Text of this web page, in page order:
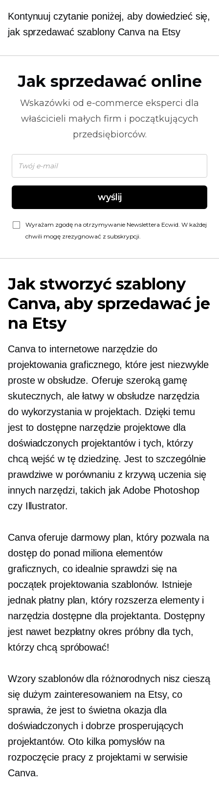
Kontynuuj czytanie poniżej, aby dowiedzieć się,
jak sprzedawać szablony Canva na Etsy
Jak sprzedawać online
Wskazówki od e-commerce eksperci dla
właścicieli małych firm i początkujących
przedsiębiorców.
wyślij
Wyrażam zgodę na otrzymywanie Newslettera Ecwid. W każdej
chwili mogę zrezygnować z subskrypcji.
Jak stworzyć szablony
Canva, aby sprzedawać je
na Etsy
Canva to internetowe narzędzie do
projektowania graficznego, które jest niezwykle
proste w obsłudze. Oferuje szeroką gamę
skutecznych, alełatwy w obsłudzenarzędzia
do wykorzystania w projektach. Dzięki temu
jest to dostępne narzędzie projektowe dla
doświadczonych projektantów i tych, którzy
chcą wejść w tę dziedzinę. Jest to szczególnie
prawdziwe w porównaniu z krzywą uczenia się
innych narzędzi, takich jak Adobe Photoshop
czy Illustrator.
Canva oferuje darmowy plan, który pozwala na
dostęp do ponad miliona elementów
graficznych, co idealnie sprawdzi się na
początek projektowania szablonów. Istnieje
jednak płatny plan, który rozszerza elementy i
narzędzia dostępne dla projektanta. Dostępny
jest nawet bezpłatny okres próbny dla tych,
którzy chcą spróbować!
Wzory szablonów dla różnorodnych nisz cieszą
się dużym zainteresowaniem na Etsy, co
sprawia, że ​​jest to świetna okazja dla
doświadczonych i dobrze prosperujących
projektantów. Oto kilka pomysłów na
rozpoczęcie pracy z projektami w serwisie
Canva.